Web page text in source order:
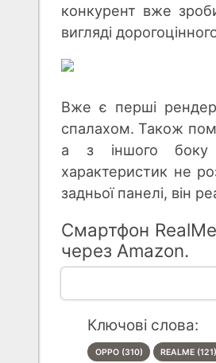
конкурент вже
вигляді
Вже є перші
спалахом. Також
а з іншого боку
характеристик не
задньої панелі, він
Смартфон
через Amazon.
Ключові слова:
OPPO (310) REALME (121)